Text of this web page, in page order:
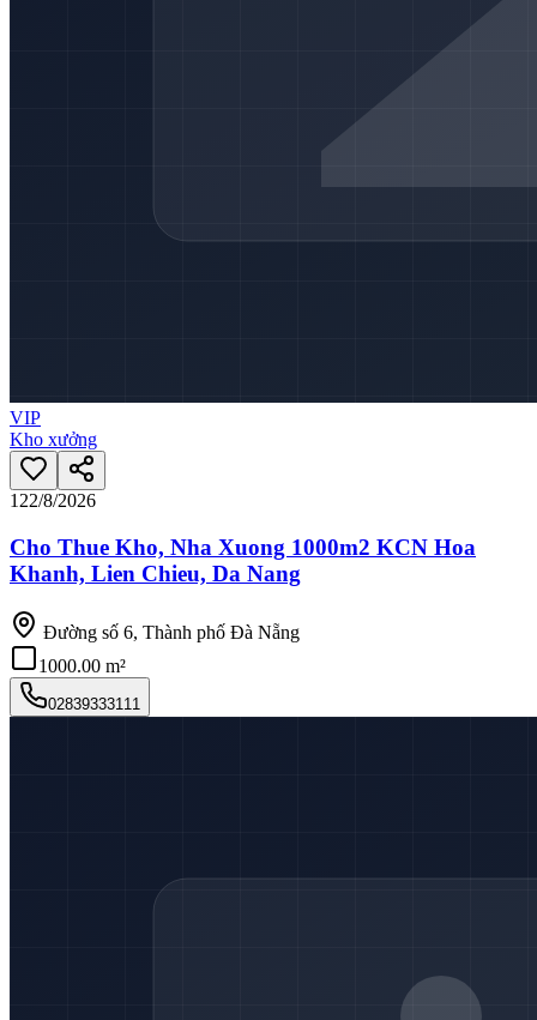
VIP
Kho xưởng
122/8/2026
Cho Thue Kho, Nha Xuong 1000m2 KCN Hoa
Khanh, Lien Chieu, Da Nang
Đường số 6, Thành phố Đà Nẵng
1000.00 m²
02839333111